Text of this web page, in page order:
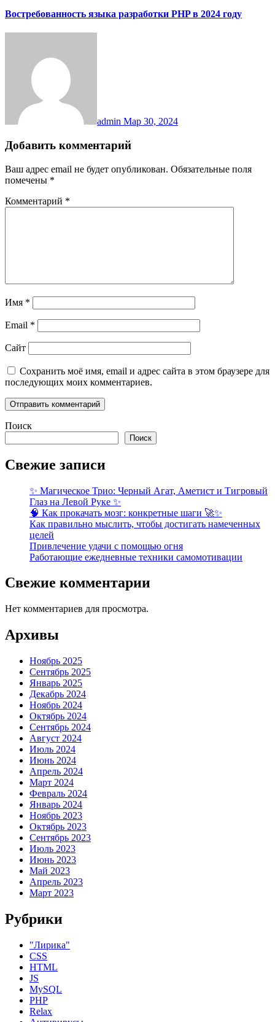
Востребованность языка разработки PHP в 2024 году
admin Мар 30, 2024
Добавить комментарий
Ваш адрес email не будет опубликован. Обязательные поля
помечены *
Комментарий *
Имя *
Email *
Сайт
Сохранить моё имя, email и адрес сайта в этом браузере для
последующих моих комментариев.
Поиск
Поиск
Свежие записи
✨ Магическое Трио: Черный Агат, Аметист и Тигровый
Глаз на Левой Руке ✨
🧠 Как прокачать мозг: конкретные шаги 🚀✨
Как правильно мыслить, чтобы достигать намеченных
целей
Привлечение удачи с помощью огня
Работающие ежедневные техники самомотивации
Свежие комментарии
Нет комментариев для просмотра.
Архивы
Ноябрь 2025
Сентябрь 2025
Январь 2025
Декабрь 2024
Ноябрь 2024
Октябрь 2024
Сентябрь 2024
Август 2024
Июль 2024
Июнь 2024
Апрель 2024
Март 2024
Февраль 2024
Январь 2024
Ноябрь 2023
Октябрь 2023
Сентябрь 2023
Июль 2023
Июнь 2023
Май 2023
Апрель 2023
Март 2023
Рубрики
"Лирика"
CSS
HTML
JS
MySQL
PHP
Relax